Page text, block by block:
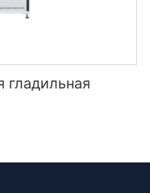
гладильная